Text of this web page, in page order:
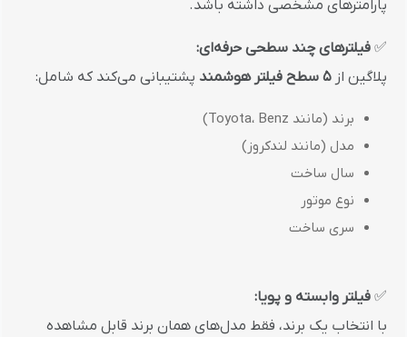
پارامترهای مشخصی داشته باشد.
✅ فیلترهای چند سطحی حرفه‌ای:
پلاگین از ۵ سطح فیلتر هوشمند پشتیبانی می‌کند که شامل:
برند (مانند Toyota، Benz)
مدل (مانند لندکروز)
سال ساخت
نوع موتور
سری ساخت
✅ فیلتر وابسته و پویا:
با انتخاب یک برند، فقط مدل‌های همان برند قابل مشاهده